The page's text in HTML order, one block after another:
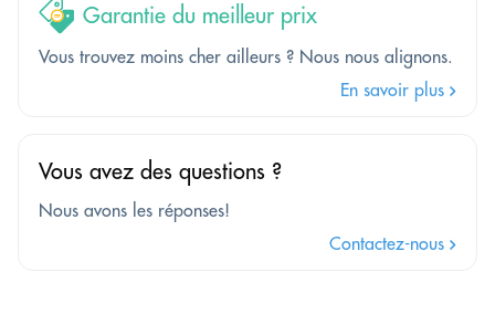
Garantie du meilleur prix
Vous trouvez moins cher ailleurs ? Nous nous alignons.
En savoir plus
Vous avez des questions ?
Nous avons les réponses!
Contactez-nous